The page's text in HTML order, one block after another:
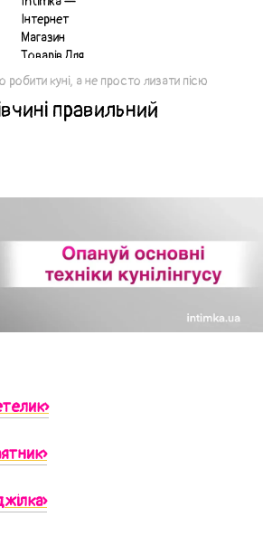
робити куні, а не просто лизати пісю
правильний